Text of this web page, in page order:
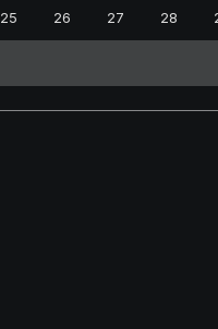
25 26 27 28